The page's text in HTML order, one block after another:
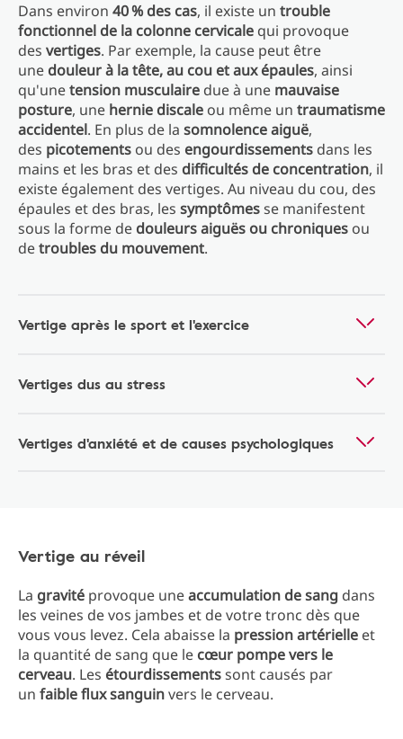
Dans environ 40 % des cas, il existe un trouble
fonctionnel de la colonne cervicale qui provoque
des vertiges. Par exemple, la cause peut être
une douleur à la tête, au cou et aux épaules, ainsi
qu'unetension musculaire due à une mauvaise
posture, une hernie discale ou même un traumatisme
accidentel. En plus de la somnolence aiguë,
des picotements ou des engourdissements dans les
mains et les bras et des difficultés de concentration, il
existe également des vertiges. Au niveau du cou, des
épaules et des bras, les symptômesse manifestent
sous la forme de douleurs aiguës ou chroniques ou
detroubles du mouvement.
Vertige après le sport et l'exercice
Vertiges dus au stress
Vertiges d'anxiété et de causes psychologiques
Vertige au réveil
La gravité provoque uneaccumulation de sang dans
les veines de vos jambes et de votre tronc dès que
vous vous levez. Cela abaisse la pression artérielle et
la quantité de sang que le cœur pompe vers le
cerveau. Les étourdissementssont causés par
un faible flux sanguinvers le cerveau.